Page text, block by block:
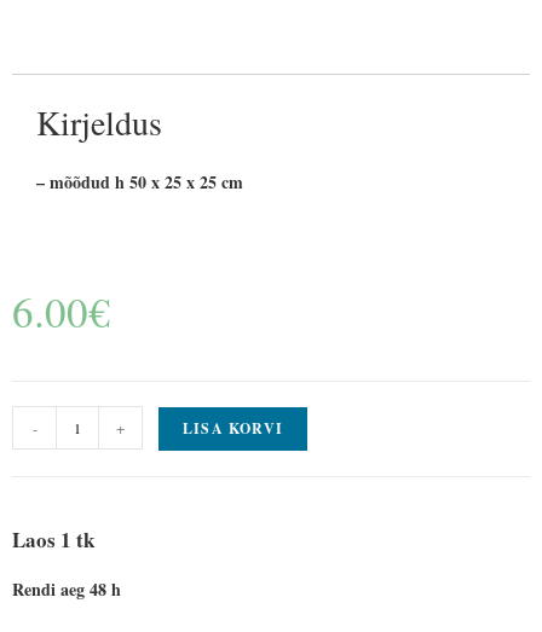
Kirjeldus
– mõõdud h 50 x 25 x 25 cm
6.00€
- + LISA KORVI
Laos 1 tk
Rendi aeg 48 h